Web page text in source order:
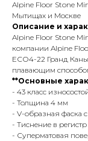
Alpine Floor Stone
Мытищах и Москве
Описание и
Alpine Floor Stone
компании Alpine
ЕСО4-22 Гранд
плавающим
**Основные
- 43 класс
- Толщина 4 мм
- V-образная фаска
- Тиснение в регистр
- Суперматовая